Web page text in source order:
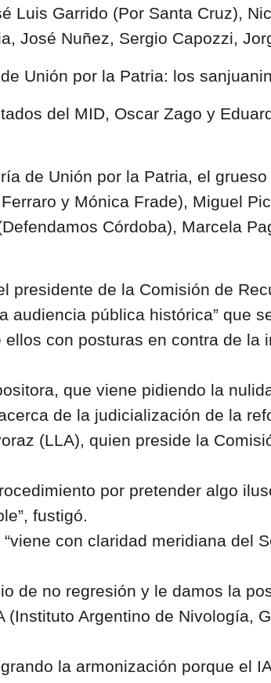
Luis Garrido (Por Santa Cruz),
José Nuñez, Sergio Capozzi,
Unión por la Patria: los
del MID, Oscar Zago y
de Unión por la Patria, el
y Mónica Frade), Miguel
Córdoba), Marcela
presidente de la Comisión de
audiencia pública histórica” que
con posturas en contra de la
que viene pidiendo la
de la judicialización de la
(LLA), quien preside la
por pretender algo
fustigó.
con claridad meridiana del
de no regresión y le damos la
Argentino de Nivología,
la armonización porque el